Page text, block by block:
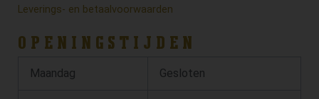
Leverings- en betaalvoorwaarden
OPENINGSTIJDEN
Maandag Gesloten